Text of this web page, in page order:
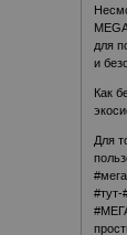
для
и
Как
Для
#тут-